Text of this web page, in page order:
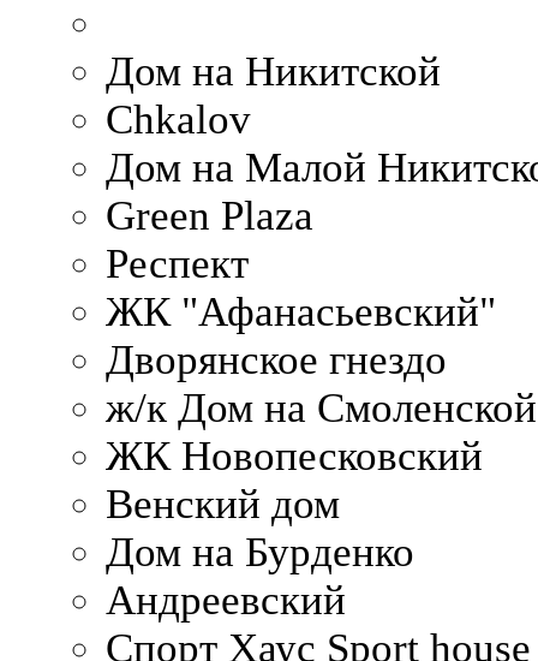
Дом на Никитской
Chkalov
Дом на Малой
Green Plaza
Респект
ЖК "Афанасьевский"
Дворянское гнездо
ж/к Дом на
ЖК Новопесковский
Венский дом
Дом на Бурденко
Андреевский
Спорт Хаус Sport house